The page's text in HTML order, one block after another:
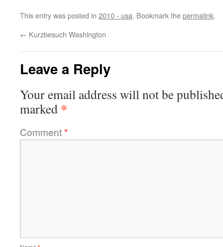
This entry was posted in 2010 - usa. Bookmark thepermalink.
← Kurzbesuch Washington
Leave a Reply
Your email address will not be
marked *
Comment*